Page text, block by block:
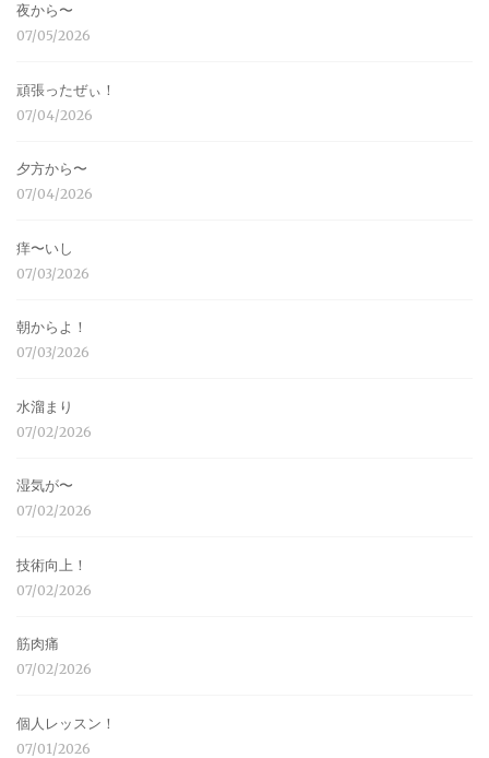
夜から〜
07/05/2026
頑張ったぜぃ！
07/04/2026
夕方から〜
07/04/2026
痒〜いし
07/03/2026
朝からよ！
07/03/2026
水溜まり
07/02/2026
湿気が〜
07/02/2026
技術向上！
07/02/2026
筋肉痛
07/02/2026
個人レッスン！
07/01/2026